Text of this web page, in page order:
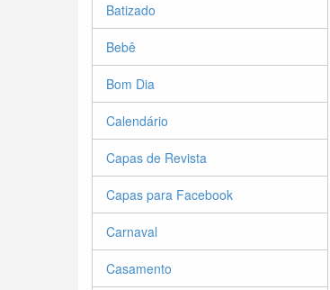
Batizado
Bebê
Bom Dia
Calendário
Capas de Revista
Capas para Facebook
Carnaval
Casamento